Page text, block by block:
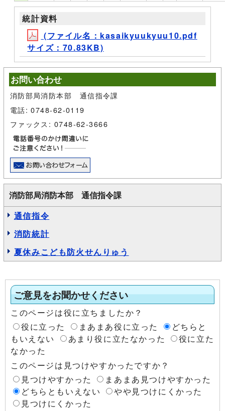
統計資料
(ファイル名：kasaikyuukyuu10.pdf
サイズ：70.83KB)
お問い合わせ
消防部局消防本部 通信指令課
電話: 0748-62-0119
ファックス: 0748-62-3666
消防部局消防本部 通信指令課
通信指令
消防統計
夏休みこども防火せんりゅう
ご意見をお聞かせください
このページは役に立ちましたか？
役に立った
まあまあ役に立った
どちらと
もいえない
あまり役に立たなかった
役に立た
なかった
このページは見つけやすかったですか？
見つけやすかった
まあまあ見つけやすかった
どちらともいえない
やや見つけにくかった
見つけにくかった